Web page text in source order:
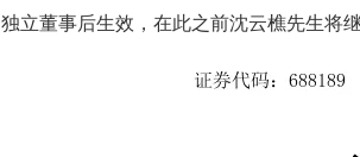
独立董事后生效，在此之前沈云樵先生将